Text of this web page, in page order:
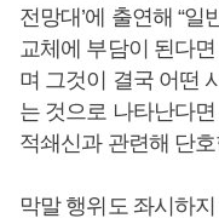
전망대’에 출연해 “
교체에 부담이 된다
며 그것이 결국 어떤
는 것으로 나타난다
적쇄신과 관련해 단
막말 행위도 좌시하